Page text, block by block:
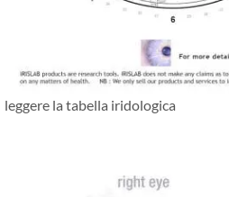
leggere la tabella iridologica